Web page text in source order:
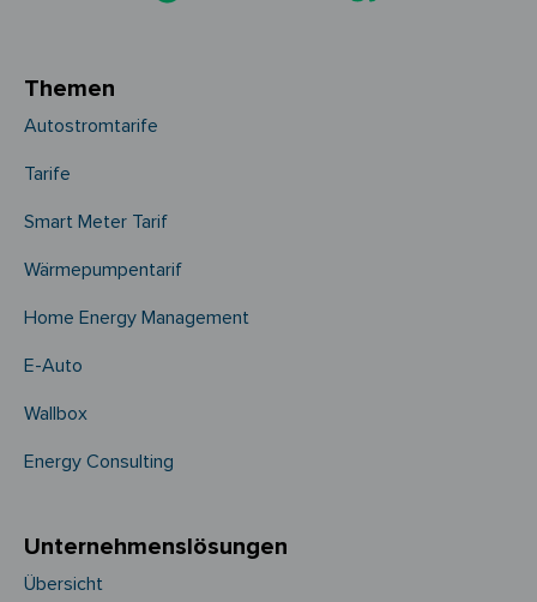
Themen
Autostromtarife
Tarife
Smart Meter Tarif
Wärmepumpentarif
Home Energy Management
E-Auto
Wallbox
Energy Consulting
Unternehmens­­lösungen
Übersicht